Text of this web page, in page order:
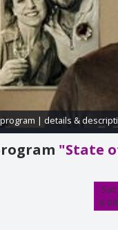
| details &
"State
Sat
8 08